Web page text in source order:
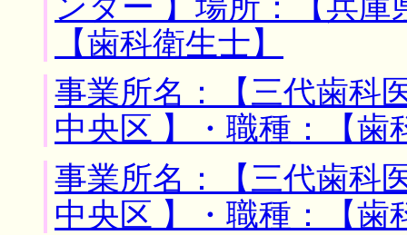
【歯科衛生士】
事業所名：【三代歯科
中央区 】・職種：【歯
事業所名：【三代歯科
中央区 】・職種：【歯